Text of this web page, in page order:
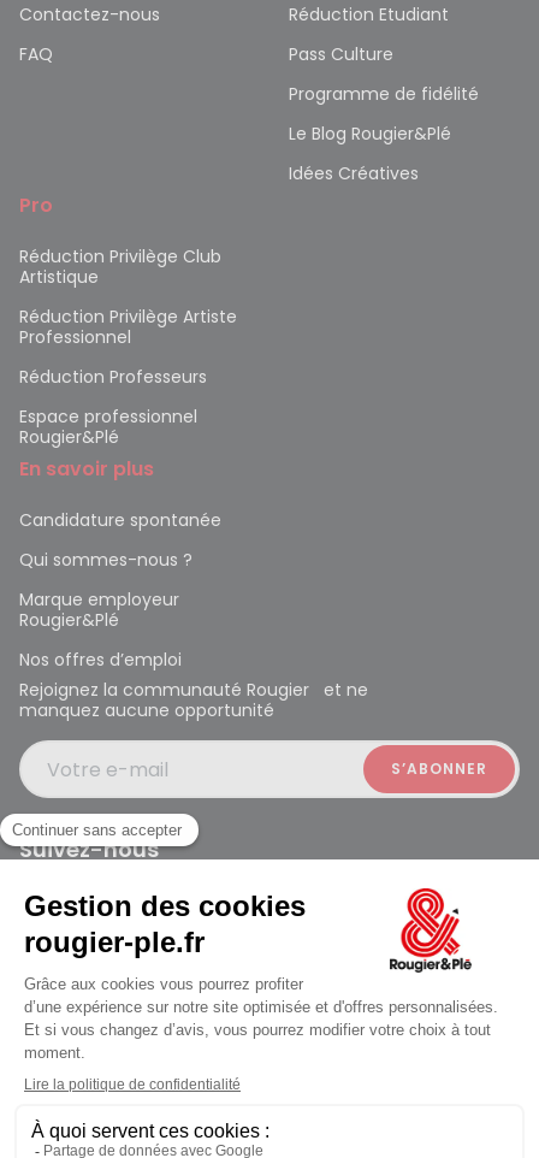
jusqu'au Samedi à 10:00
Contactez-nous
FAQ
Réduction Etudiant
Pass Culture
Programme de fidélité
Le Blog Rougier&Plé
Idées Créatives
Pro
Réduction Privilège Club
Artistique
Réduction Privilège Artiste
Professionnel
Réduction Professeurs
Espace professionnel
Rougier&Plé
En savoir plus
Candidature spontanée
Qui sommes-nous ?
Marque employeur
Rougier&Plé
Nos offres d’emploi
Rejoignez la communauté Rougier et ne
manquez aucune opportunité
Votre e-mail
Suivez-nous
Rougier et Plé 2024 Copyright
Mentions légales
Conditions générales des ventes